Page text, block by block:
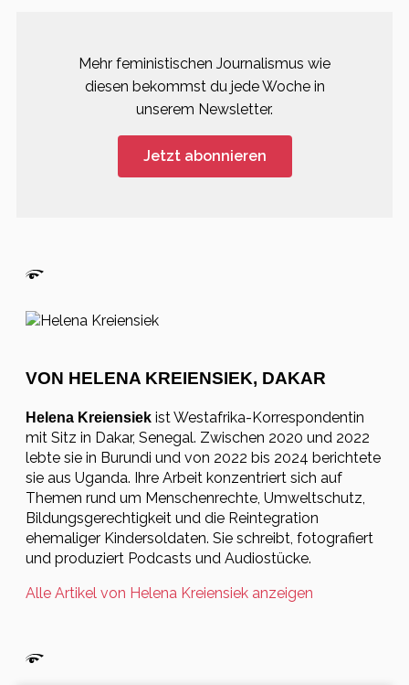
Mehr feministischen Journalismus wie
diesen bekommst du jede Woche in
unserem Newsletter.
Jetzt abonnieren
VON HELENA KREIENSIEK, DAKAR
Helena Kreiensiek ist Westafrika-Korrespondentin
mit Sitz in Dakar, Senegal. Zwischen 2020 und 2022
lebte sie in Burundi und von 2022 bis 2024 berichtete
sie aus Uganda. Ihre Arbeit konzentriert sich auf
Themen rund um Menschenrechte, Umweltschutz,
Bildungsgerechtigkeit und die Reintegration
ehemaliger Kindersoldaten. Sie schreibt, fotografiert
und produziert Podcasts und Audiostücke.
Alle Artikel von Helena Kreiensiek anzeigen